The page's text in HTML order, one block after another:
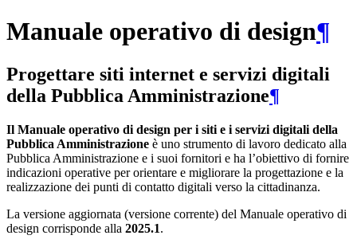
Manuale operativo di design¶
Progettare siti internet e servizi digitali
della Pubblica Amministrazione¶
Il Manuale operativo di design per i siti e i servizi digitali della
Pubblica Amministrazione è uno strumento di lavoro dedicato alla
Pubblica Amministrazione e i suoi fornitori e ha l’obiettivo di fornire
indicazioni operative per orientare e migliorare la progettazione e la
realizzazione dei punti di contatto digitali verso la cittadinanza.
La versione aggiornata (versione corrente) del Manuale operativo di
design corrisponde alla 2025.1.